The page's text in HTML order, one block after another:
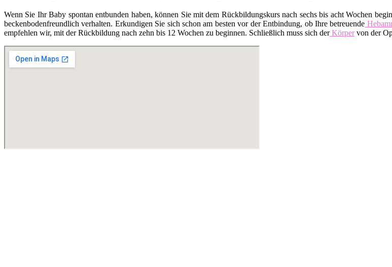
Wenn Sie Ihr Baby spontan entbunden haben, können Sie mit dem Rückbildungskurs nach sechs bis acht Wochen
beckenbodenfreundlich verhalten. Erkundigen Sie sich schon am besten vor der Entbindung, ob Ihre betreuende
empfehlen wir, mit der Rückbildung nach zehn bis 12 Wochen zu beginnen. Schließlich muss sich derKörpervon der